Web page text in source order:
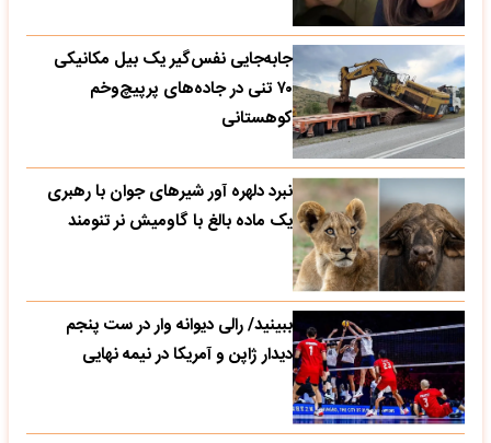
جابه‌جایی نفس‌گیر یک بیل مکانیکی
۷۰ تنی در جاده‌های پرپیچ‌وخم
کوهستانی
نبرد دلهره آور شیرهای جوان با رهبری
یک ماده بالغ با گاومیش نر تنومند
ببینید/ رالی دیوانه وار در ست پنجم
دیدار ژاپن و آمریکا در نیمه نهایی